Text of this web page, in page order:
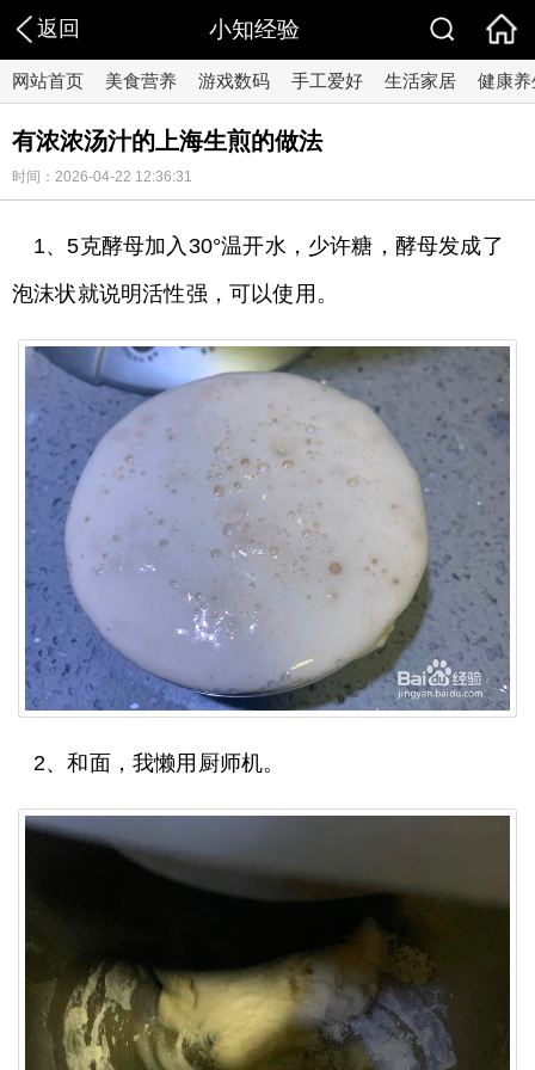
返回 小知经验
网站首页 美食营养 游戏数码 手工爱好 生活家居 健康养
有浓浓汤汁的上海生煎的做法
时间：2026-04-22 12:36:31
1、5克酵母加入30°温开水，少许糖，酵母发成了
泡沫状就说明活性强，可以使用。
2、和面，我懒用厨师机。